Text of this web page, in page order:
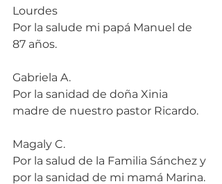
Lourdes
Por la salude mi papá Manuel de
87 años.
Gabriela A.
Por la sanidad de doña Xinia
madre de nuestro pastor Ricardo.
Magaly C.
Por la salud de la Familia Sánchez y
por la sanidad de mi mamá Marina.